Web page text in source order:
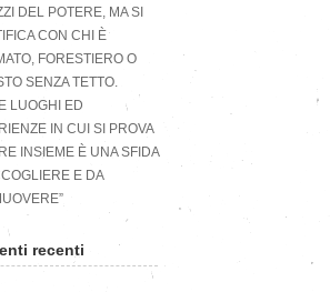
DEL POTERE, MA SI
CON CHI È
FORESTIERO O
SENZA TETTO.
LUOGHI ED
IN CUI SI PROVA
INSIEME È UNA SFIDA
E DA
recenti